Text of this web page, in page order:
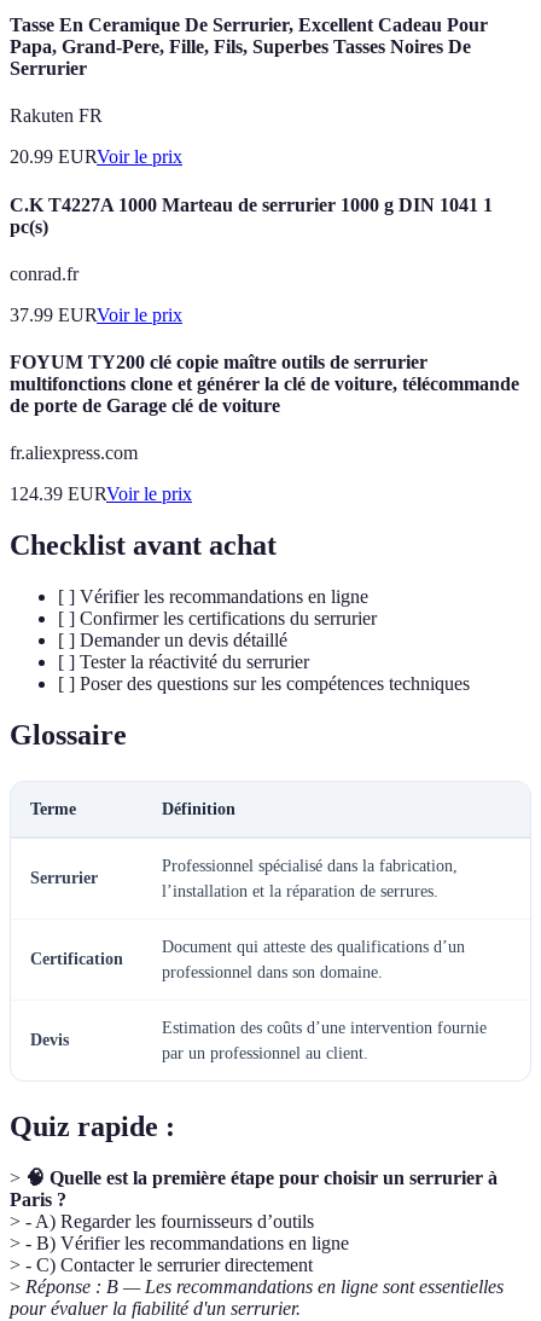
Tasse En Ceramique De Serrurier, Excellent Cadeau Pour
Papa, Grand-Pere, Fille, Fils, Superbes Tasses Noires De
Serrurier
Rakuten FR
20.99 EURVoir le prix
C.K T4227A 1000 Marteau de serrurier 1000 g DIN 1041 1
pc(s)
conrad.fr
37.99 EURVoir le prix
FOYUM TY200 clé copie maître outils de serrurier
multifonctions clone et générer la clé de voiture, télécommande
de porte de Garage clé de voiture
fr.aliexpress.com
124.39 EURVoir le prix
Checklist avant achat
[ ] Vérifier les recommandations en ligne
[ ] Confirmer les certifications du serrurier
[ ] Demander un devis détaillé
[ ] Tester la réactivité du serrurier
[ ] Poser des questions sur les compétences techniques
Glossaire
Terme Définition
Serrurier
Professionnel spécialisé dans la fabrication,
l’installation et la réparation de serrures.
Certification
Document qui atteste des qualifications d’un
professionnel dans son domaine.
Devis
Estimation des coûts d’une intervention fournie
par un professionnel au client.
Quiz rapide :
> 🧠 Quelle est la première étape pour choisir un serrurier à
Paris ?
> - A) Regarder les fournisseurs d’outils
> - B) Vérifier les recommandations en ligne
> - C) Contacter le serrurier directement
> Réponse : B — Les recommandations en ligne sont essentielles
pour évaluer la fiabilité d'un serrurier.